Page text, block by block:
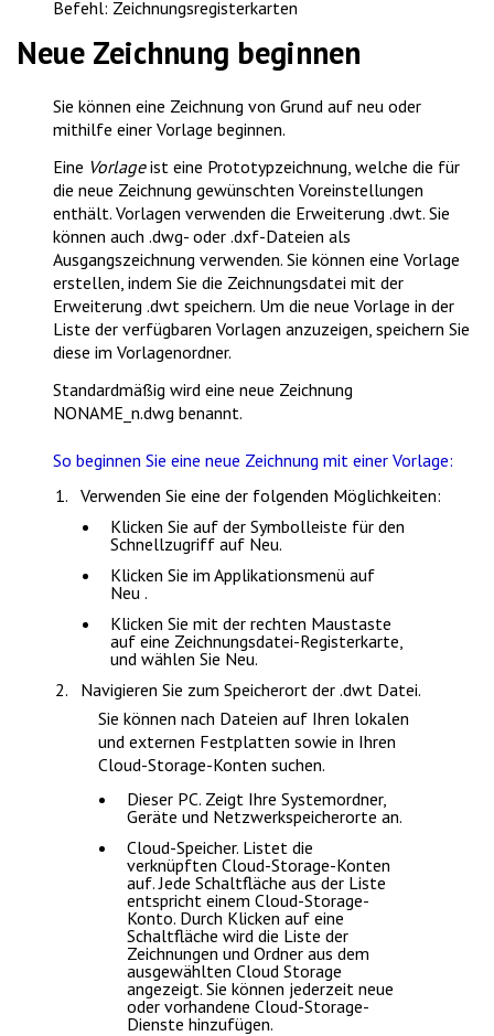
Befehl: Zeichnungsregisterkarten
Neue Zeichnung beginnen
Sie können eine Zeichnung von Grund auf neu oder
mithilfe einer Vorlage beginnen.
Eine Vorlageist eine Prototypzeichnung, welche die für
die neue Zeichnung gewünschten Voreinstellungen
enthält. Vorlagen verwenden die Erweiterung .dwt. Sie
können auch .dwg- oder .dxf-Dateien als
Ausgangszeichnung verwenden. Sie können eine Vorlage
erstellen, indem Sie die Zeichnungsdatei mit der
Erweiterung .dwt speichern. Um die neue Vorlage in der
Liste der verfügbaren Vorlagen anzuzeigen, speichern Sie
diese im Vorlagenordner.
Standardmäßig wird eine neue Zeichnung
NONAME_n.dwg benannt.
So beginnen Sie eine neue Zeichnung mit einer Vorlage:
Verwenden Sie eine der folgenden Möglichkeiten:
Klicken Sie auf derSymbolleiste für den
Schnellzugriff auf Neu.
Klicken Sie im Applikationsmenü auf
Neu .
Klicken Sie mit der rechten Maustaste
auf eine Zeichnungsdatei-Registerkarte,
und wählen Sie Neu.
Navigieren Sie zum Speicherort der .dwt Datei.
Sie können nach Dateien auf Ihren lokalen
und externen Festplatten sowie in Ihren
Cloud-Storage-Konten suchen.
Dieser PC. Zeigt Ihre Systemordner,
Geräte und Netzwerkspeicherorte an.
Cloud-Speicher. Listet die
verknüpften Cloud-Storage-Konten
auf. Jede Schaltfläche aus der Liste
entspricht einem Cloud-Storage-
Konto. Durch Klicken auf eine
Schaltfläche wird die Liste der
Zeichnungen und Ordner aus dem
ausgewählten Cloud Storage
angezeigt. Sie können jederzeit neue
oder vorhandene Cloud-Storage-
Dienste hinzufügen.